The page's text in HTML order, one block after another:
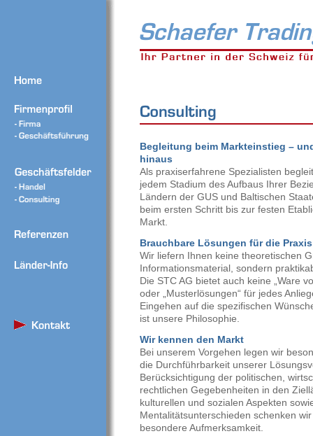
Begleitung beim Markteinstieg –
hinaus
Als praxiserfahrene Spezialisten
jedem Stadium des Aufbaus Ihrer
Ländern der GUS und Baltischen
beim ersten Schritt bis zur festen
Markt.
Brauchbare Lösungen für die Praxis
Wir liefern Ihnen keine theoretischen
Informationsmaterial, sondern
Die STC AG bietet auch keine „Ware
oder „Musterlösungen“ für jedes
Eingehen auf die spezifischen
ist unsere Philosophie.
Wir kennen den Markt
Bei unserem Vorgehen legen wir
die Durchführbarkeit unserer
Berücksichtigung der politischen,
rechtlichen Gegebenheiten in den
kulturellen und sozialen Aspekten
Mentalitätsunterschieden schenken
besondere Aufmerksamkeit.